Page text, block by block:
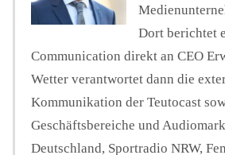
Seminare
Dort berichtet
Communication direkt an CEO
Wetter verantwortet dann die
Kommunikation der Teutocast
Geschäftsbereiche und
Deutschland, Sportradio NRW,